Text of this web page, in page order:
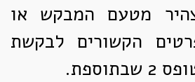
מטעם המבקש או
הקשורים לבקשת